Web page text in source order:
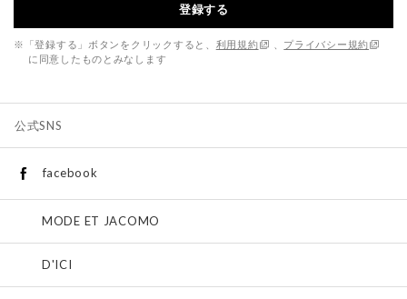
登録する
※「登録する」ボタンをクリックすると、 利用規約
プライバシー規約
に同意したものとみなします
公式SNS
facebook
MODE ET JACOMO
D'ICI